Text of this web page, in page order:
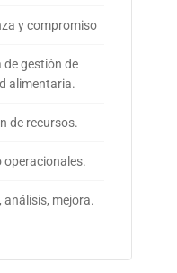
y compromiso
de gestión de
alimentaria.
de recursos.
operacionales.
análisis, mejora.